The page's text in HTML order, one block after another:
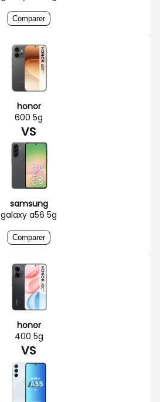
Comparer
honor
600 5g
VS
samsung
galaxy a56 5g
Comparer
honor
400 5g
VS